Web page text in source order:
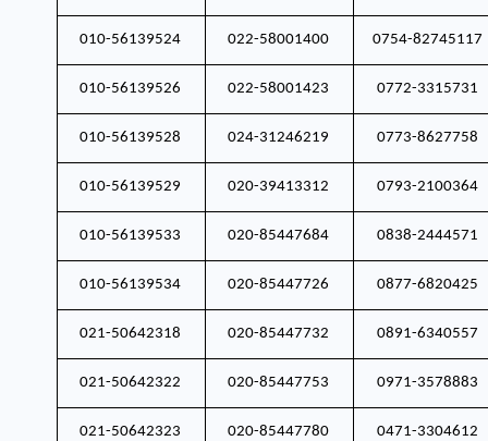
010-56139524 022-58001400 0754-82745117
010-56139526 022-58001423 0772-3315731
010-56139528 024-31246219 0773-8627758
010-56139529 020-39413312 0793-2100364
010-56139533 020-85447684 0838-2444571
010-56139534 020-85447726 0877-6820425
021-50642318 020-85447732 0891-6340557
021-50642322 020-85447753 0971-3578883
021-50642323 020-85447780 0471-3304612